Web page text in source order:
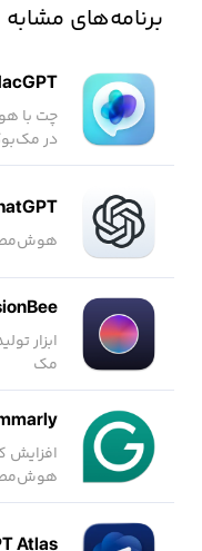
برنامه‌های مشابه
در
ابزار
مک
افزایش
Atlas